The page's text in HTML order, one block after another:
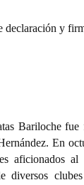
Coordinadora
Públicas
declaración y
Bariloche
En
aficionados
diversos